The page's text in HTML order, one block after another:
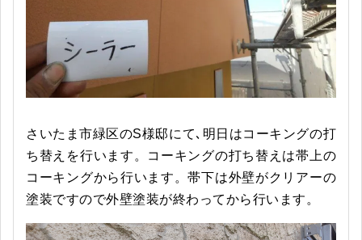
さいたま市緑区のS様邸にて､明日はコーキングの打
ち替えを行います。コーキングの打ち替えは帯上の
コーキングから行います。帯下は外壁がクリアーの
塗装ですので外壁塗装が終わってから行います。